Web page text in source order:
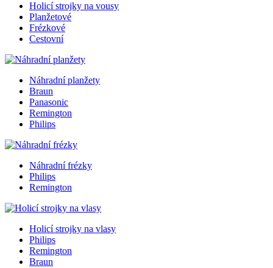
Holicí strojky na vousy
Planžetové
Frézkové
Cestovní
Náhradní planžety
Braun
Panasonic
Remington
Philips
Náhradní frézky
Philips
Remington
Holicí strojky na vlasy
Philips
Remington
Braun